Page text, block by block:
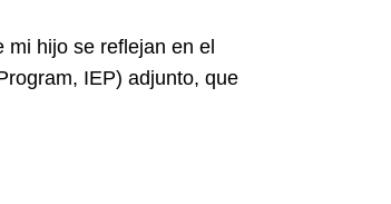
mi hijo se reflejan en el
IEP) adjunto, que